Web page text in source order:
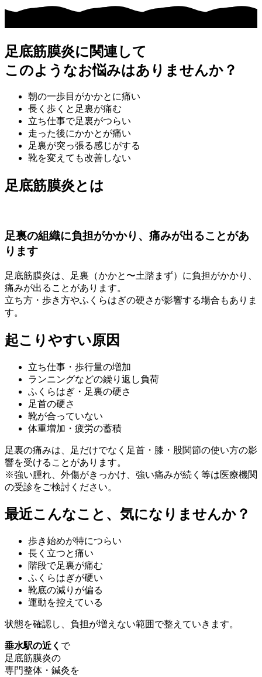
足底筋膜炎に関連して
このようなお悩みはありませんか？
朝の一歩目がかかとに痛い
長く歩くと足裏が痛む
立ち仕事で足裏がつらい
走った後にかかとが痛い
足裏が突っ張る感じがする
靴を変えても改善しない
足底筋膜炎とは
足裏の組織に負担がかかり、痛みが出ることがあ
ります
足底筋膜炎は、足裏（かかと〜土踏まず）に負担がかかり、
痛みが出ることがあります。
立ち方・歩き方やふくらはぎの硬さが影響する場合もありま
す。
起こりやすい原因
立ち仕事・歩行量の増加
ランニングなどの繰り返し負荷
ふくらはぎ・足裏の硬さ
足首の硬さ
靴が合っていない
体重増加・疲労の蓄積
足裏の痛みは、足だけでなく足首・膝・股関節の使い方の影
響を受けることがあります。
※強い腫れ、外傷がきっかけ、強い痛みが続く等は医療機関
の受診をご検討ください。
最近こんなこと、気になりませんか？
歩き始めが特につらい
長く立つと痛い
階段で足裏が痛む
ふくらはぎが硬い
靴底の減りが偏る
運動を控えている
状態を確認し、負担が増えない範囲で整えていきます。
垂水駅の近く で
足底筋膜炎の
専門整体・鍼灸を